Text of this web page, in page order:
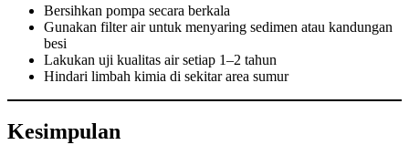
Bersihkan pompa secara berkala
Gunakan filter air untuk menyaring sedimen atau kandungan
besi
Lakukan uji kualitas air setiap 1–2 tahun
Hindari limbah kimia di sekitar area sumur
Kesimpulan